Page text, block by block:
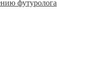
футуролога